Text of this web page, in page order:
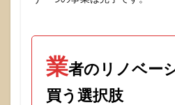
業者のリノベー
買う選択肢